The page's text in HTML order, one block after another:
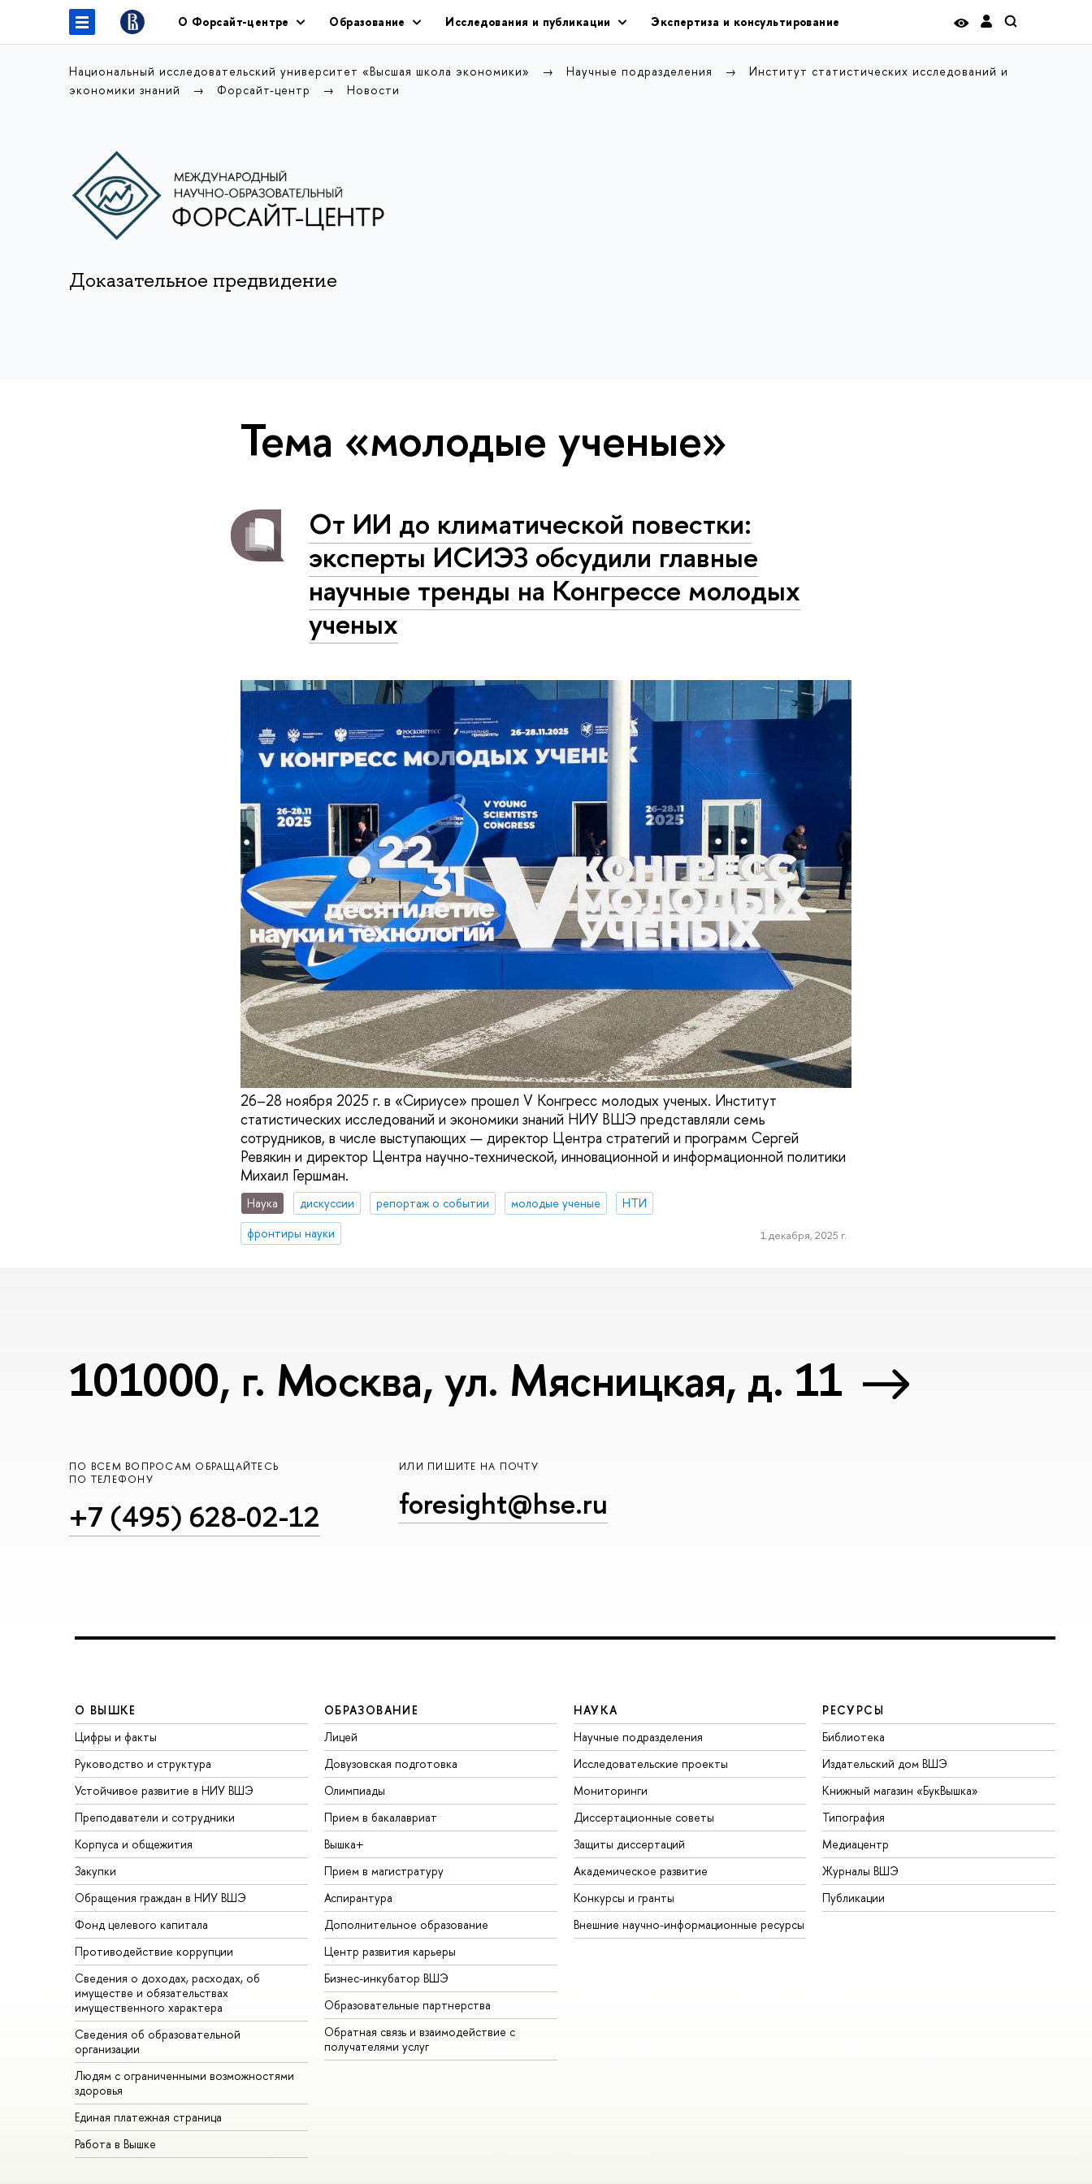
О Форсайт-центре Образование Исследования и публикации Экспертиза и консультирование
Национальный исследовательский университет «Высшая школа экономики» Научные подразделения
Институт статистических исследований и
экономики знаний
Форсайт-центр Новости
Доказательное предвидение
Тема «молодые ученые»
От ИИ до климатической повестки:
эксперты ИСИЭЗ обсудили главные
научные тренды на Конгрессе молодых
ученых
26–28 ноября 2025 г. в «Сириусе» прошел V Конгресс молодых ученых. Институт
статистических исследований и экономики знаний НИУ ВШЭ представляли семь
сотрудников, в числе выступающих — директор Центра стратегий и программ Сергей
Ревякин и директор Центра научно-технической, инновационной и информационной политики
Михаил Гершман.
Наука дискуссии репортаж о событии молодые ученые
НТИ
фронтиры науки
1 декабря, 2025 г.
101000, г. Москва, ул. Мясницкая, д. 11
ПО ВСЕМ ВОПРОСАМ ОБРАЩАЙТЕСЬ
ПО ТЕЛЕФОНУ
+7 (495) 628-02-12
ИЛИ ПИШИТЕ НА ПОЧТУ
foresight@hse.ru
О ВЫШКЕ
Цифры и факты
Руководство и структура
Устойчивое развитие в НИУ ВШЭ
Преподаватели и сотрудники
Корпуса и общежития
Закупки
Обращения граждан в НИУ ВШЭ
Фонд целевого капитала
Противодействие коррупции
Сведения о доходах, расходах, об
имуществе и обязательствах
имущественного характера
Сведения об образовательной
организации
Людям с ограниченными возможностями
здоровья
Единая платежная страница
Работа в Вышке
ОБРАЗОВАНИЕ
Лицей
Довузовская подготовка
Олимпиады
Прием в бакалавриат
Вышка+
Прием в магистратуру
Аспирантура
Дополнительное образование
Центр развития карьеры
Бизнес-инкубатор ВШЭ
Образовательные партнерства
Обратная связь и взаимодействие с
получателями услуг
НАУКА
Научные подразделения
Исследовательские проекты
Мониторинги
Диссертационные советы
Защиты диссертаций
Академическое развитие
Конкурсы и гранты
Внешние научно-информационные ресурсы
РЕСУРСЫ
Библиотека
Издательский дом ВШЭ
Книжный магазин «БукВышка»
Типография
Медиацентр
Журналы ВШЭ
Публикации